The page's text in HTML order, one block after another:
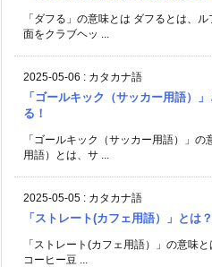
「ダフる」の意味とは ダフるとは、
面をクラブヘッ ...
2025-05-06 : カタカナ語
「ゴールキック（サッカー用語）
る！
「ゴールキック（サッカー用語）」
用語）とは、サ ...
2025-05-05 : カタカナ語
「ストレート(カフェ用語）」とは
「ストレート(カフェ用語）」の意味
コーヒー豆 ...